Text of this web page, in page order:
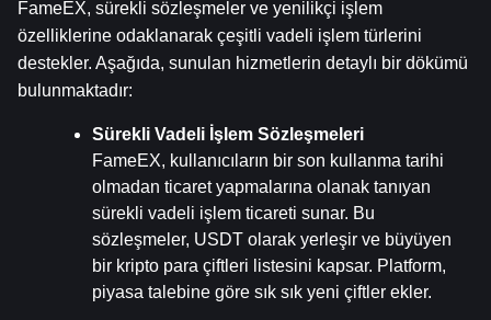
FameEX, sürekli sözleşmeler ve yenilikçi işlem
özelliklerine odaklanarak çeşitli vadeli işlem türlerini
destekler. Aşağıda, sunulan hizmetlerin detaylı bir dökümü
bulunmaktadır:
Sürekli Vadeli İşlem Sözleşmeleri
FameEX, kullanıcıların bir son kullanma tarihi
olmadan ticaret yapmalarına olanak tanıyan
sürekli vadeli işlem ticareti sunar. Bu
sözleşmeler, USDT olarak yerleşir ve büyüyen
bir kripto para çiftleri listesini kapsar. Platform,
piyasa talebine göre sık sık yeni çiftler ekler.